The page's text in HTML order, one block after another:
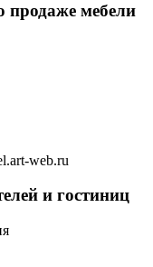
продаже мебели
web.ru
и гостиниц